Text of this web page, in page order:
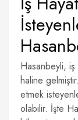
Hasanbeyli,
haline
etmek
olabilir. İşte